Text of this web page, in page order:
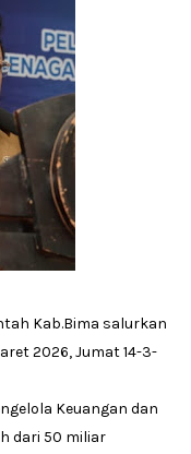
Kab.Bima salurkan
2026, Jumat 14-3-
Keuangan dan
dari 50 miliar